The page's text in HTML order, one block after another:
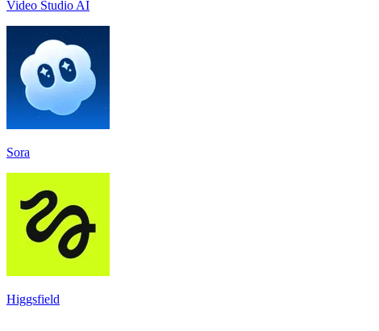
Video Studio AI
Sora
Higgsfield